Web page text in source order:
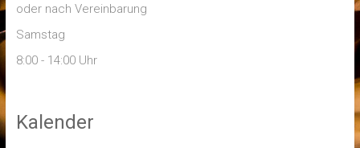
oder nach Vereinbarung
Samstag
8:00 - 14:00 Uhr
Kalender